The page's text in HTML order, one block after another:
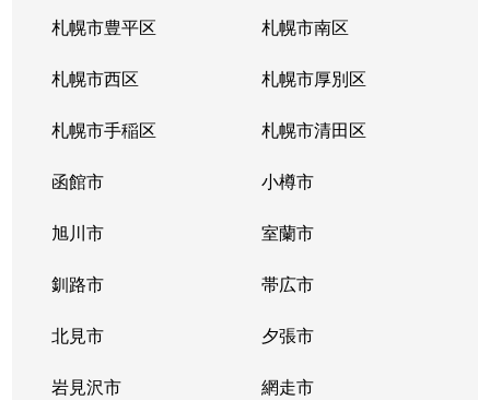
札幌市豊平区 札幌市南区
札幌市西区 札幌市厚別区
札幌市手稲区 札幌市清田区
函館市 小樽市
旭川市 室蘭市
釧路市 帯広市
北見市 夕張市
岩見沢市 網走市